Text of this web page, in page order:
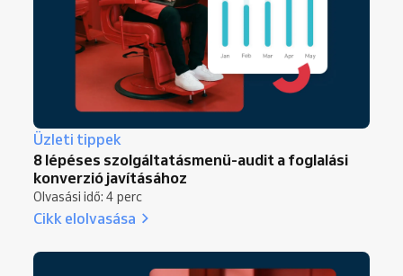
Üzleti tippek
8 lépéses szolgáltatásmenü-audit a foglalási
konverzió javításához
Olvasási idő: 4 perc
Cikk elolvasása